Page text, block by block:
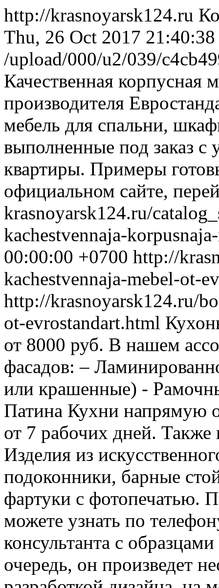
http://krasnoyarsk124.ru
Thu, 26 Oct 2017
/upload/000/u2/039/
Качественная корпусная
производителя
мебель для спальни,
выполненные под заказ с
квартиры. Примеры
официальном сайте,
krasnoyarsk124.ru/
kachestvennaja-
00:00:00 +0700 http://
kachestvennaja-mebel-ot-
http://krasnoyarsk124.ru/
ot-evrostandart.html
от 8000 руб. В нашем
фасадов: –
или крашенные) -
Патина Кухни напрямую
от 7 рабочих дней. Также
Изделия из
подоконники, барные
фартуки с фотопечатью.
можете узнать по
консультанта с
очередь, он произведет